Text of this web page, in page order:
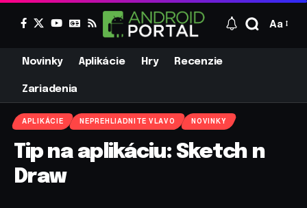
Aa
Novinky Aplikácie Hry Recenzie
Zariadenia
APLIKÁCIE NEPREHLIADNITE VLAVO NOVINKY
Tip na aplikáciu: Sketch n
Draw